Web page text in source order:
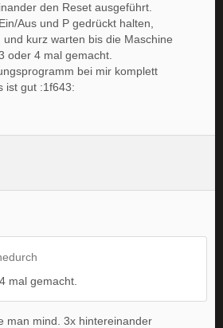
den Reset ausgeführt.
Aus und P gedrückt halten,
kurz warten bis die Maschine
oder 4 mal gemacht.
bei mir komplett
ist gut :1f643:
mal gemacht.
man mind. 3x hintereinander